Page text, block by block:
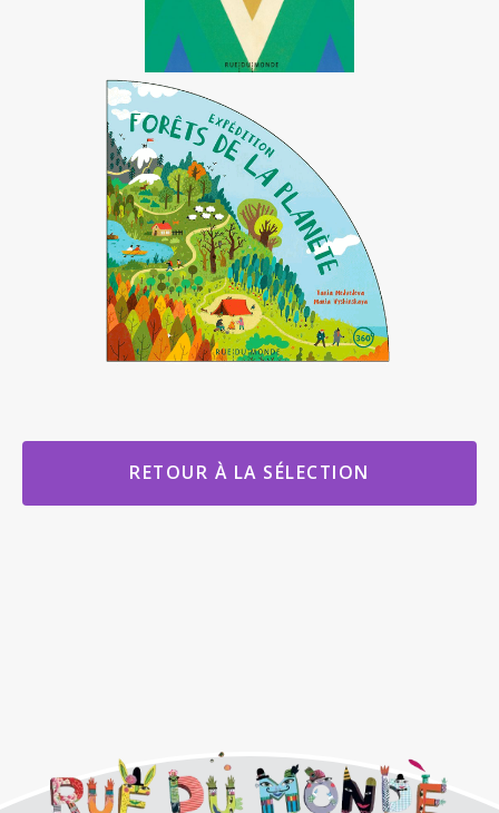
RETOUR À LA SÉLECTION